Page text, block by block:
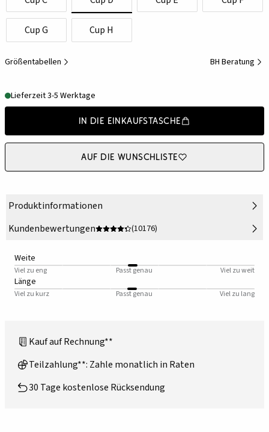
Cup G Cup H
Größentabellen BH Beratung
Lieferzeit 3-5 Werktage
In die Einkaufstasche
Auf die Wunschliste
Produktinformationen
Kundenbewertungen
(10176)
Weite
Viel zu eng Passt genau Viel zu weit
Länge
Viel zu kurz Passt genau Viel zu lang
Kauf auf Rechnung**
Teilzahlung**: Zahle monatlich in Raten
30 Tage kostenlose Rücksendung